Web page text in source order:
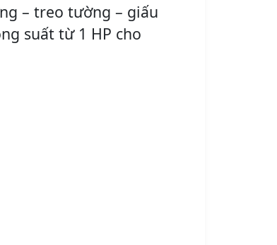
– treo tường – giấu
suất từ 1 HP cho